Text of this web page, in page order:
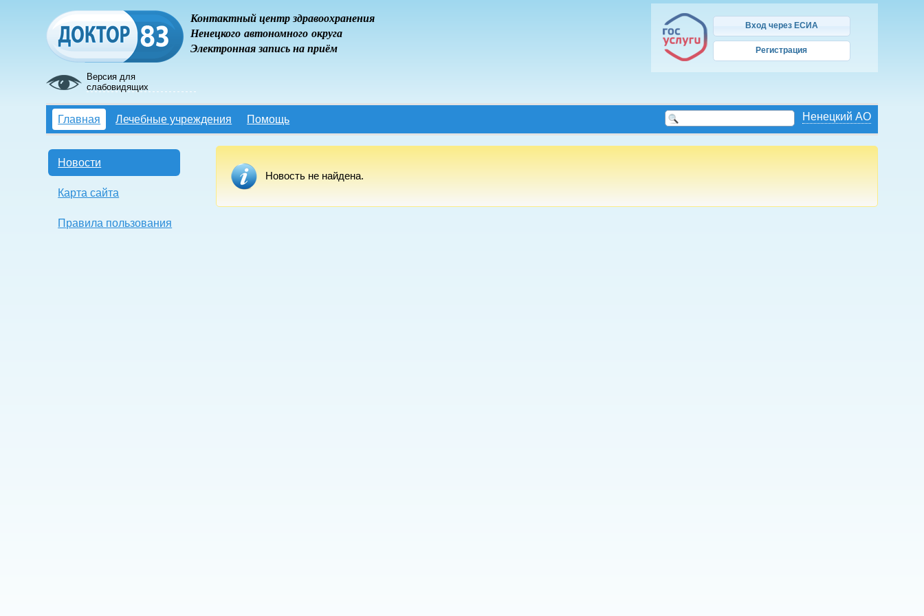
Версия для
слабовидящих
Контактный центр здравоохранения
Ненецкого автономного округа
Электронная запись на приём
Вход через ЕСИА
Регистрация
Ненецкий АО
Главная Лечебные учреждения Помощь
Новости
Карта сайта
Правила пользования
Новость не найдена.